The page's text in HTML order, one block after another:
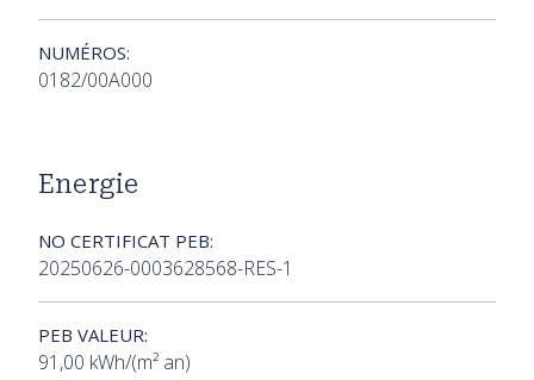
NUMÉROS:
0182/00A000
Energie
NO CERTIFICAT PEB:
20250626-0003628568-RES-1
PEB VALEUR:
91,00 kWh/(m² an)